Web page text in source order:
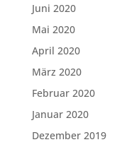
Juni 2020
Mai 2020
April 2020
März 2020
Februar 2020
Januar 2020
Dezember 2019